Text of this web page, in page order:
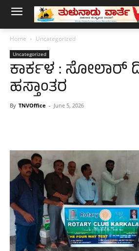
Home Uncategorized
Uncategorized
ಕಾರ್ಕಳ : ಸೋಲಾರ್
ಹಸ್ತಾಂತರ
By TNVOffice - June 5, 2026